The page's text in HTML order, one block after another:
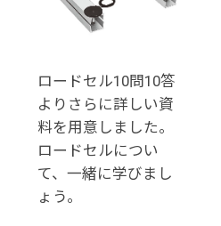
ロードセル10問10答
よりさらに詳しい資
料を用意しました。
ロードセルについ
て、一緒に学びまし
ょう。